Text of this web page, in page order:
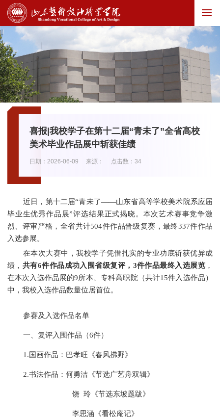
喜报|我校学子在第十二届“青未了”全省高校
美术毕业作品展中斩获佳绩
日期：2026-06-09 来源： 点击数： 34
近日， 第十二届“青未了——山东省高等学校美术院系应届
毕业生优秀作品展”评选结果正式揭晓。本次艺术赛事竞争激
烈、评审严格， 全省共计504件作品晋级复赛 ，最终337件作品
入选参展。
在本次大赛中，我校学子凭借扎实的专业功底斩获优异成
绩， 共有6件作品成功入围省级复评， 3件作品最终入选展览 ，
在本次入选作品展的9所本、专科高职院（共计15件入选作品）
中，我校入选作品数量位居首位。
参赛及入选作品名单
一、 复评入围作品（6件）
1.国画作品 ： 巴孝旺《春风拂野》
2.书法作品 ： 何勇洁《节选广艺舟双辑》
饶 玲《节选东坡题跋》
李思涵《看松庵记》